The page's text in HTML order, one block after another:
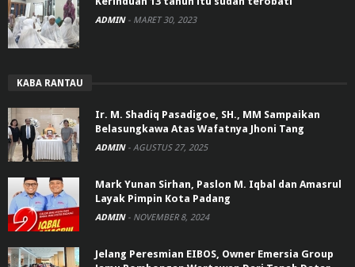
ADMIN - MARET 30, 2023
KABA RANTAU
Ir. M. Shadiq Pasadigoe, SH., MM Sampaikan
Belasungkawa Atas Wafatnya Jhoni Tang
ADMIN - AGUSTUS 27, 2025
Mark Yunan Sirhan, Paslon M. Iqbal dan Amasrul
Layak Pimpin Kota Padang
ADMIN - NOVEMBER 8, 2024
Jelang Peresmian EIBOS, Owner Emersia Group